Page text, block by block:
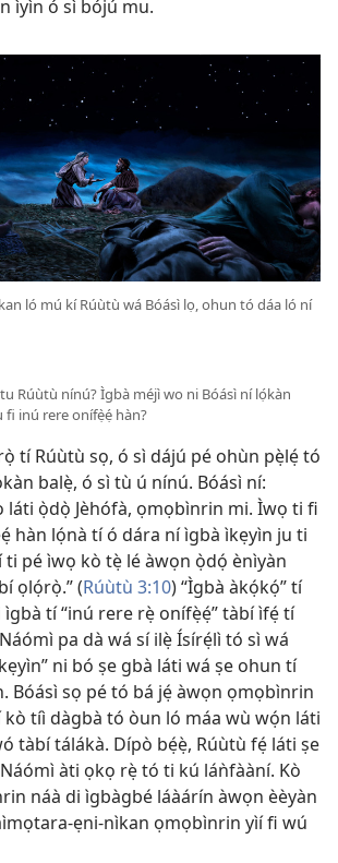
ìyìn ó sì bójú mu.
ló mú kí Rúùtù wá Bóásì lọ, ohun tó dáa ló ní
Rúùtù nínú? Ìgbà méjì wo ni Bóásì ní lọ́kàn
fi inú rere onífẹ̀ẹ́ hàn?
tí Rúùtù sọ, ó sì dájú pé ohùn pẹ̀lẹ́ tó
balẹ̀, ó sì tù ú nínú. Bóásì ní:
láti ọ̀dọ̀ Jèhófà, ọmọbìnrin mi. Ìwọ ti fi
hàn lọ́nà tí ó dára ní ìgbà ìkẹyìn ju ti
pé ìwọ kò tẹ̀ lé àwọn ọ̀dọ́ ènìyàn
ọlọ́rọ̀.” (Rúùtù 3:10) “Ìgbà àkọ́kọ́” tí
tí “inú rere rẹ̀ onífẹ̀ẹ́” tàbí ìfẹ́ tí
pa dà wá sí ilẹ̀ Ísírẹ́lì tó sì wá
ni bó ṣe gbà láti wá ṣe ohun tí
Bóásì sọ pé tó bá jẹ́ àwọn ọmọbìnrin
tíì dàgbà tó òun ló máa wù wọ́n láti
tàbí tálákà. Dípò bẹ́ẹ̀, Rúùtù fẹ́ láti ṣe
àti ọkọ rẹ̀ tó ti kú láǹfààní. Kò
náà di ìgbàgbé láàárín àwọn èèyàn
ẹni-nìkan ọmọbìnrin yìí fi wú